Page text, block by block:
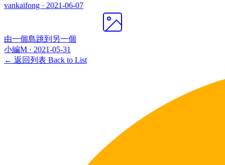
vankaifong · 2021-06-07
由一個島跳到另一個
小編M · 2021-05-31
← 返回列表 Back to List